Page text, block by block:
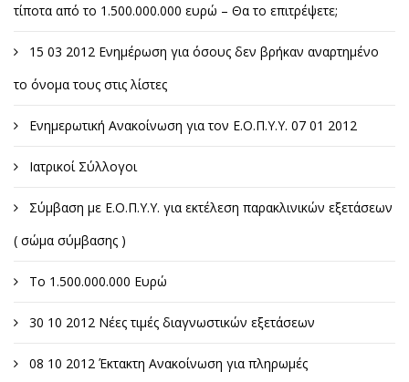
τίποτα από το 1.500.000.000 ευρώ – Θα το επιτρέψετε;
15 03 2012 Ενημέρωση για όσους δεν βρήκαν αναρτημένο
το όνομα τους στις λίστες
Ενημερωτική Ανακοίνωση για τον Ε.Ο.Π.Υ.Υ. 07 01 2012
Ιατρικοί Σύλλογοι
Σύμβαση με Ε.Ο.Π.Υ.Υ. για εκτέλεση παρακλινικών εξετάσεων
( σώμα σύμβασης )
Το 1.500.000.000 Ευρώ
30 10 2012 Νέες τιμές διαγνωστικών εξετάσεων
08 10 2012 Έκτακτη Ανακοίνωση για πληρωμές